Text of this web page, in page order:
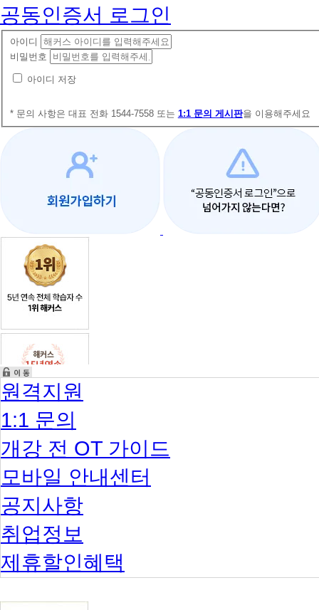
공동인증서 로그인
아이디
비밀번호
아이디 저장
* 문의 사항은 대표 전화 1544-7558 또는 1:1 문의 게시판을 이용해주세요
원격지원
1:1 문의
개강 전 OT 가이드
모바일 안내센터
공지사항
취업정보
제휴할인혜택